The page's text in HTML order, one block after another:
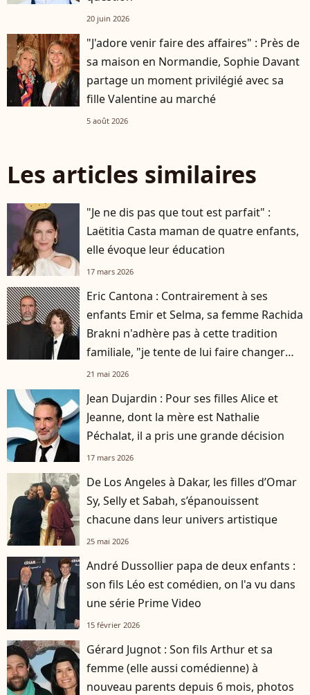
20 juin 2026
"J'adore venir faire des affaires" : Près de
sa maison en Normandie, Sophie Davant
partage un moment privilégié avec sa
fille Valentine au marché
5 août 2026
Les articles similaires
"Je ne dis pas que tout est parfait" :
Laëtitia Casta maman de quatre enfants,
elle évoque leur éducation
17 mars 2026
Eric Cantona : Contrairement à ses
enfants Emir et Selma, sa femme Rachida
Brakni n'adhère pas à cette tradition
familiale, "je tente de lui faire changer
d'avis"
21 mai 2026
Jean Dujardin : Pour ses filles Alice et
Jeanne, dont la mère est Nathalie
Péchalat, il a pris une grande décision
17 mars 2026
De Los Angeles à Dakar, les filles d’Omar
Sy, Selly et Sabah, s’épanouissent
chacune dans leur univers artistique
25 mai 2026
André Dussollier papa de deux enfants :
son fils Léo est comédien, on l'a vu dans
une série Prime Video
15 février 2026
Gérard Jugnot : Son fils Arthur et sa
femme (elle aussi comédienne) à
nouveau parents depuis 6 mois, photos